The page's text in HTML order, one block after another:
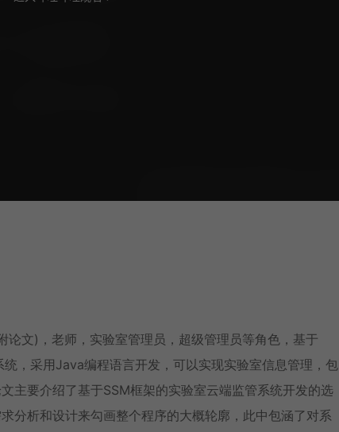
文)，老师，实验室管理员，超级管理员等角色，基于
，采用Java编程语言开发，可以实现实验室信息管理，包
主要介绍了基于SSM框架的实验室云端监管系统开发的选
分析和设计来勾画整个程序的大概轮廓，此中包涵了对系